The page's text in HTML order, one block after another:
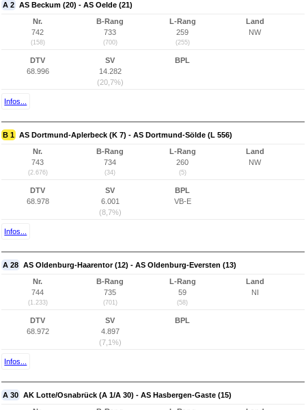
A 2 AS Beckum (20) - AS Oelde (21)
Nr.
742
(158)
B-Rang
733
(700)
L-Rang
259
(255)
Land
NW
DTV
68.996
SV
14.282
(20,7%)
BPL
Infos...
B 1 AS Dortmund-Aplerbeck (K 7) - AS Dortmund-Sölde (L 556)
Nr.
743
(2.676)
B-Rang
734
(34)
L-Rang
260
(5)
Land
NW
DTV
68.978
SV
6.001
(8,7%)
BPL
VB-E
Infos...
A 28 AS Oldenburg-Haarentor (12) - AS Oldenburg-Eversten (13)
Nr.
744
(1.233)
B-Rang
735
(701)
L-Rang
59
(58)
Land
NI
DTV
68.972
SV
4.897
(7,1%)
BPL
Infos...
A 30 AK Lotte/Osnabrück (A 1/A 30) - AS Hasbergen-Gaste (15)